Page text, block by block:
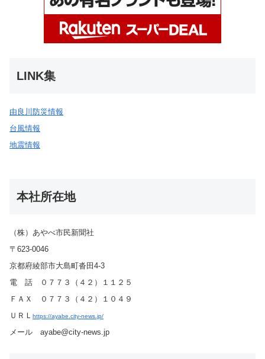
LINK集
由良川防災情報
台風情報
地震情報
本社所在地
（株）あやべ市民新聞社
〒623-0046
京都府綾部市大島町沓田4-3
電 話 ０７７３（４２）１１２５
ＦＡＸ ０７７３（４２）１０４９
ＵＲＬ
https://ayabe.city-news.jp/
メール ayabe@city-news.jp